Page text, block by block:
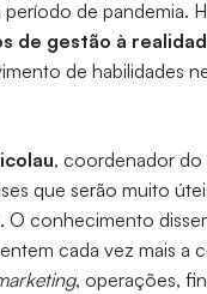
de pandemia.
de gestão à
de habilidades
, coordenador do
que serão muito
O conhecimento
cada vez mais a
, operações,